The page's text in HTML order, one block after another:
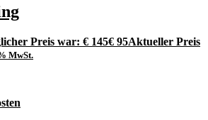
Preis war: € 145€ 95Aktueller Preis
MwSt.